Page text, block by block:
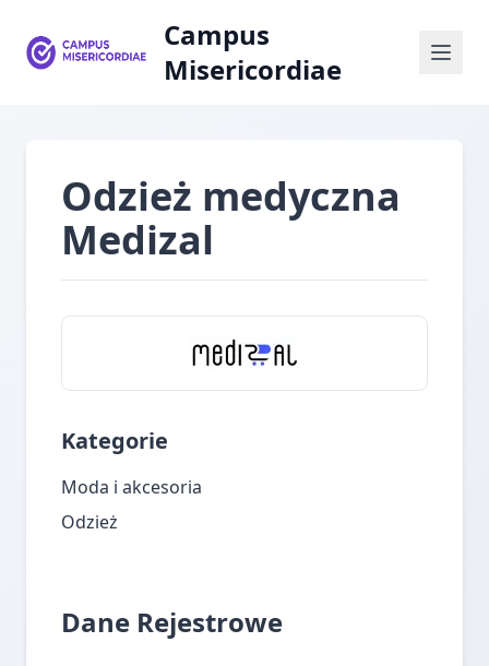
Campus
Misericordiae
Odzież medyczna
Medizal
Kategorie
Moda i akcesoria
Odzież
Dane Rejestrowe